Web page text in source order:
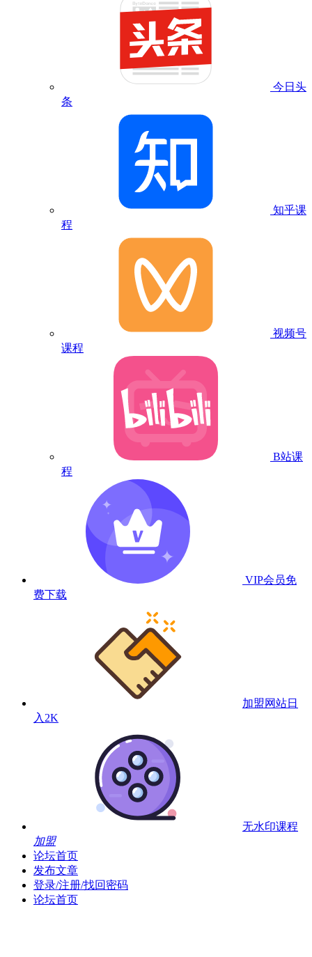
今日头
条
知乎课
程
视频号
课程
B站课
程
VIP会员免
费下载
加盟网站日
入2K
无水印课程
加盟
论坛首页
发布文章
登录/注册/找回密码
论坛首页